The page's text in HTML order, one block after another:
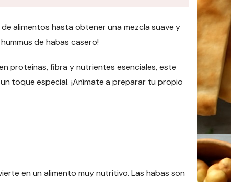
alimentos hasta obtener una mezcla suave y
de habas casero!
proteínas, fibra y nutrientes esenciales, este
toque especial. ¡Anímate a preparar tu propio
en un alimento muy nutritivo. Las habas son